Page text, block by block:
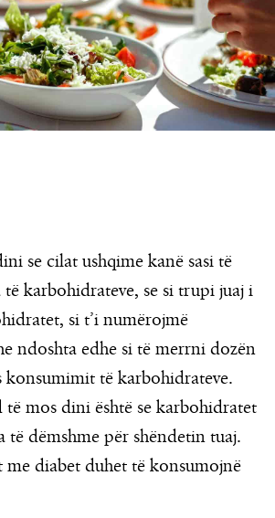
se cilat ushqime kanë sasi të
të karbohidrateve, se si trupi juaj i
si t’i numërojmë
ndoshta edhe si të merrni dozën
konsumimit të karbohidrateve.
të mos dini është se karbohidratet
të dëmshme për shëndetin tuaj.
me diabet duhet të konsumojnë